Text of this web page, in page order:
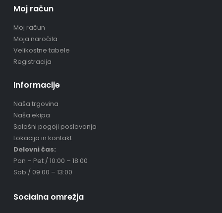
Moj račun
Moj račun
Moja naročila
Velikostne tabele
Registracija
Informacije
Naša trgovina
Naša ekipa
Splošni pogoji poslovanja
Lokacija in kontakt
Delovni čas:
Pon – Pet / 10:00 – 18:00
Sob / 09:00 – 13:00
Socialna omrežja